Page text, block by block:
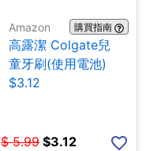
Amazon 購買指南
高露潔 Colgate兒
童牙刷(使用電池)
$3.12
$ 5.99 $3.12